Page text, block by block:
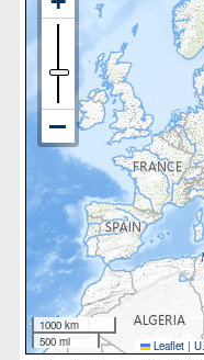
1000 km
500 mi
Leaflet |